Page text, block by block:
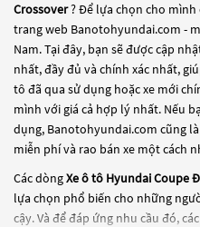
Crossover? Để lựa chọn cho
trang web Banotohyundai.com -
Nam. Tại đây, bạn sẽ được cập
nhất, đầy đủ và chính xác nhất,
tô đã qua sử dụng hoặc xe mới
mình với giá cả hợp lý nhất. Nếu
dụng, Banotohyundai.com cũng
miễn phí và rao bán xe một cách
Các dòngXe ô tô Hyundai Coupe
lựa chọn phổ biến cho những
cậy. Và để đáp ứng nhu cầu đó,